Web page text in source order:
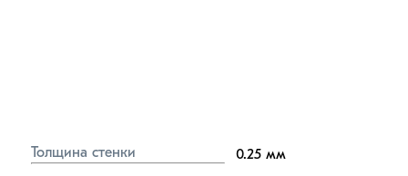
Толщина стенки 0.25 мм